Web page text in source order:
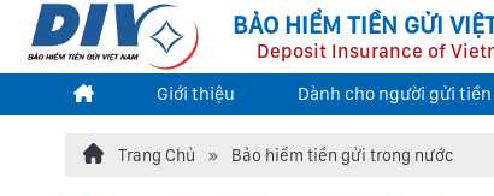
BẢO HIỂM TIỀN GỬI
Deposit Insurance of
Giới thiệu Dành cho người gửi tiền
Trang Chủ Bảo hiểm tiền gửi trong nước